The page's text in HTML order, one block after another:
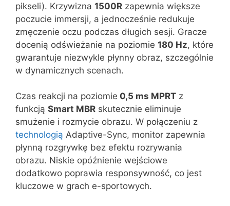
pikseli). Krzywizna 1500R zapewnia większe
poczucie immersji, a jednocześnie redukuje
zmęczenie oczu podczas długich sesji. Gracze
docenią odświeżanie na poziomie 180 Hz, które
gwarantuje niezwykle płynny obraz, szczególnie
w dynamicznych scenach.
Czas reakcji na poziomie 0,5 ms MPRT z
funkcją Smart MBR skutecznie eliminuje
smużenie i rozmycie obrazu. W połączeniu z
technologią Adaptive-Sync, monitor zapewnia
płynną rozgrywkę bez efektu rozrywania
obrazu. Niskie opóźnienie wejściowe
dodatkowo poprawia responsywność, co jest
kluczowe w grach e-sportowych.